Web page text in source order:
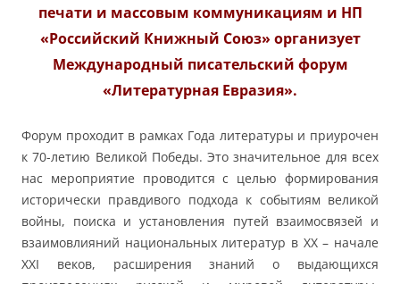
печати и массовым коммуникациям и НП
«Российский Книжный Союз» организует
Международный писательский форум
«Литературная Евразия».
Форум проходит в рамках Года литературы и приурочен
к 70-летию Великой Победы. Это значительное для всех
нас мероприятие проводится с целью формирования
исторически правдивого подхода к событиям великой
войны, поиска и установления путей взаимосвязей и
взаимовлияний национальных литератур в XX – начале
XXI веков, расширения знаний о выдающихся